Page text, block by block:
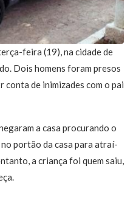
feira (19), na cidade de
Dois homens foram presos
de inimizades com o pai
a casa procurando o
portão da casa para atraí-
a criança foi quem saiu,